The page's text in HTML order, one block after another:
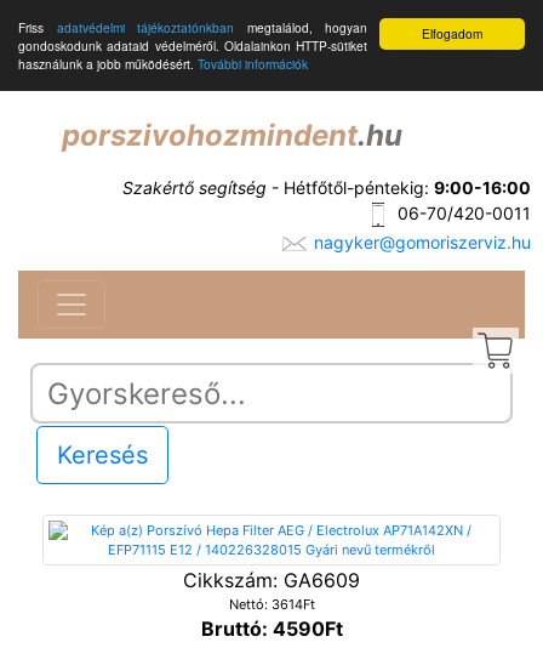
Elfogadom
Friss adatvédelmi tájékoztatónkban megtalálod, hogyan
gondoskodunk adataid védelméről. Oldalainkon HTTP-sütiket
használunk a jobb működésért. További információk
porszivohozmindent.hu
Szakértő segítség - Hétfőtől-péntekig: 9:00-16:00
06-70/420-0011
nagyker@gomoriszerviz.hu
Keresés
Cikkszám: GA6609
Nettó: 3614Ft
Bruttó: 4590Ft